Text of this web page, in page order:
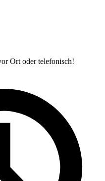
Ort oder telefonisch!